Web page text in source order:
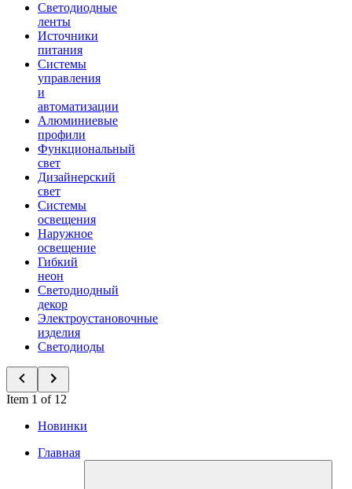
Светодиодные
ленты
Источники
питания
Системы
управления
и
автоматизации
Алюминиевые
профили
Функциональный
свет
Дизайнерский
свет
Системы
освещения
Наружное
освещение
Гибкий
неон
Светодиодный
декор
Электроустановочные
изделия
Светодиоды
Item 1 of 12
Новинки
Главная